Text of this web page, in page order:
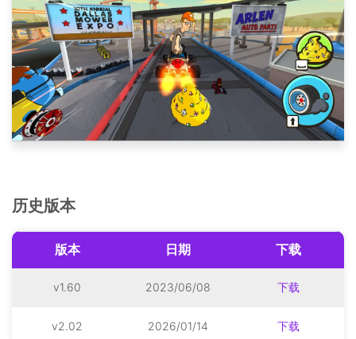
历史版本
版本 日期 下载
v1.60 2023/06/08 下载
v2.02 2026/01/14 下载